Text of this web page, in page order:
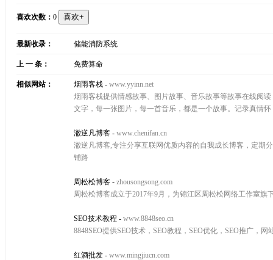
喜欢次数： 0
最新收录： 储能消防系统
上 一 条： 免费算命
相似网站： 烟雨客栈 - www.yyinn.net
烟雨客栈提供情感故事、图片故事、音乐故事等故事在线阅
文字，每一张图片，每一首音乐，都是一个故事。记录真情
澈逆凡博客 - www.chenifan.cn
澈逆凡博客,专注分享互联网优质内容的自我成长博客，定期
铺路
周松松博客 - zhousongsong.com
周松松博客成立于2017年9月，为锦江区周松松网络工作室旗
SEO技术教程 - www.8848seo.cn
8848SEO提供SEO技术，SEO教程，SEO优化，SEO推广，
红酒批发 - www.mingjiucn.com